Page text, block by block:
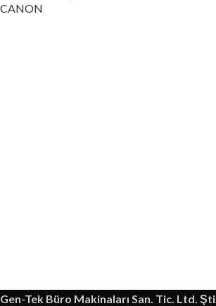
CANON
Gen-Tek Büro Makinaları San. Tic. Ltd. Şti.